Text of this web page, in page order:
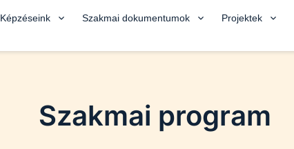
Képzéseink Szakmai dokumentumok Projektek
Szakmai program